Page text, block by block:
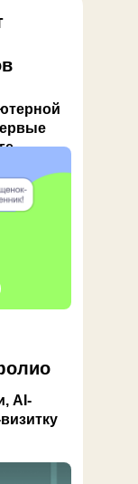
AI-